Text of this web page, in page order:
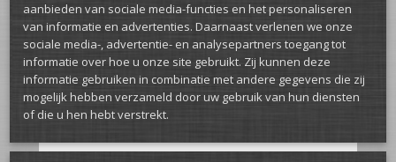
aanbieden van sociale media-functies en het personaliseren
van informatie en advertenties. Daarnaast verlenen we onze
sociale media-, advertentie- en analysepartners toegang tot
informatie over hoe u onze site gebruikt. Zij kunnen deze
informatie gebruiken in combinatie met andere gegevens die zij
mogelijk hebben verzameld door uw gebruik van hun diensten
of die u hen hebt verstrekt.